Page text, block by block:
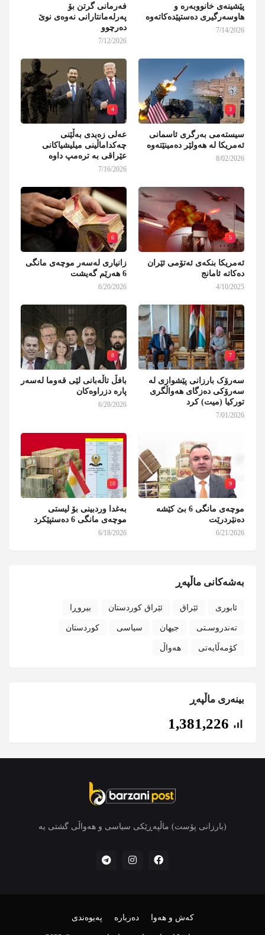
پێشینەی خانووبەرە و
هاوسەرگیری دەستپێدەکاتەوە
7/14/2026
فەرمانی گرتن بۆ
پەرلەمانتارانی نەوەی نوێ
دەرچوو
7/12/2026
3
سیستەمی بەرگری ئاسمانی
ئەمریکا لە هەولێر دەمینێتەوە
8/02/2026
4
عەلی زەیدی بەڵێنی
چەکداماڵینی میلیشیاکانی
عێراقی بە ترەمپ داوە
7/16/2026
5
ئەمریکا بنکەی ئەتۆمی ئێران
دەکاتە ئامانج
4/10/2025
6
زانیاری لەسەر موچەی مانگی
6 هەرێم گەیشت
6/20/2026
7
سەرۆک بارزانی پێشوازی لە
سەرۆکی دەزگای هەواڵگری
تورکیا (میت) کرد
7/01/2026
8
بافڵ تاڵەبانی لێی قەوما لەسەر
پارە دزراوەکان
6/28/2026
9
موچەی مانگی 6 بێ کێشە
دەنێردرێت
6/21/2026
10
بەغدا وردبینی بۆ لیستی
موچەی مانگی 6 دەستپێکرد
6/18/2026
بەشەکانی ماڵپەڕ
ئابوری ئێراق ئێراق کوردستان بیروڕا
تەندروسـتی جیهان سیاسی کوردستان
کۆمەڵایەتی هەواڵ
بینەری ماڵپەڕ
1,381,226
(بارزانی پۆست) ماڵپەڕێکی سیاسی و هەواڵی گشتی یە
کەش و هەوا دەربارە پەیوەندی